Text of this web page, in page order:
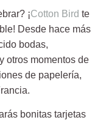
¡Cotton Bird te
Desde hace más
bodas,
otros momentos de
de papelería,
bonitas tarjetas